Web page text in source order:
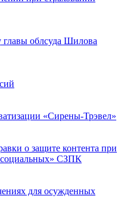
облсуда Шилова
«Сирены-Трэвел»
о защите контента при
СЗПК
для осужденных